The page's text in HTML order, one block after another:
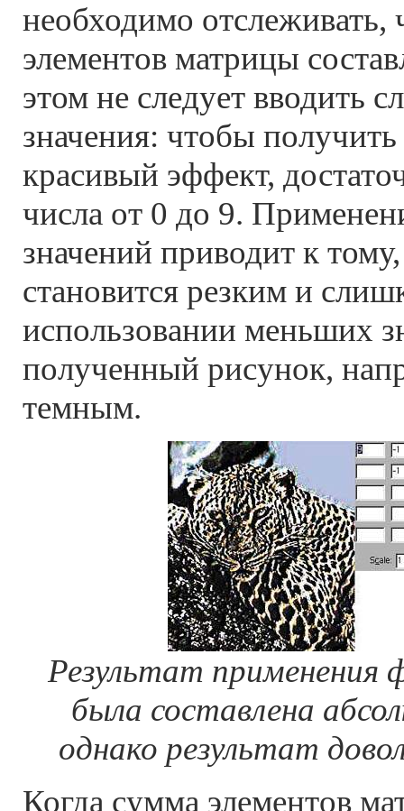
необходимо отслеживать,
элементов матрицы
этом не следует вводить
значения: чтобы
красивый эффект,
числа от 0 до 9.
значений приводит к
становится резким и
использовании меньших
полученный рисунок,
темным.
Результат применения
была составлена
однако результат
Когда сумма элементов